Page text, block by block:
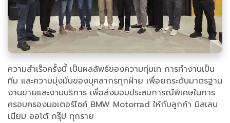
ความสำเร็จครั้งนี้ เป็นผลลัพธ์ของความทุ่มเท การทำงานเป็น
ทีม และความมุ่งมั่นของบุคลากรทุกฝ่าย เพื่อยกระดับมาตรฐาน
งานขายและงานบริการ เพื่อส่งมอบประสบการณ์พิเศษในการ
ครอบครองมอเตอร์ไซค์ BMW Motorrad ให้กับลูกค้า มิลเลน
เนียม ออโต้ กรุ๊ป ทุกราย